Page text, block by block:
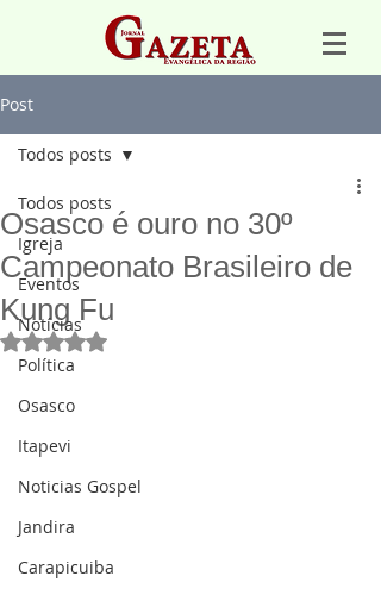
Post
Todos posts
Igreja
Eventos
Notícias
Política
Osasco
Itapevi
Noticias Gospel
Jandira
Carapicuiba
Todos posts
Osasco é ouro no 30º
Campeonato Brasileiro de
Kung Fu
Avaliado com NaN de 5 estrelas.